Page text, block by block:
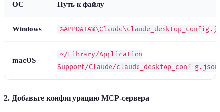
ОС Путь к файлу
Windows
macOS
~/Library/Application
Support/Claude/claude_desktop_config.json
2. Добавьте конфигурацию MCP-сервера